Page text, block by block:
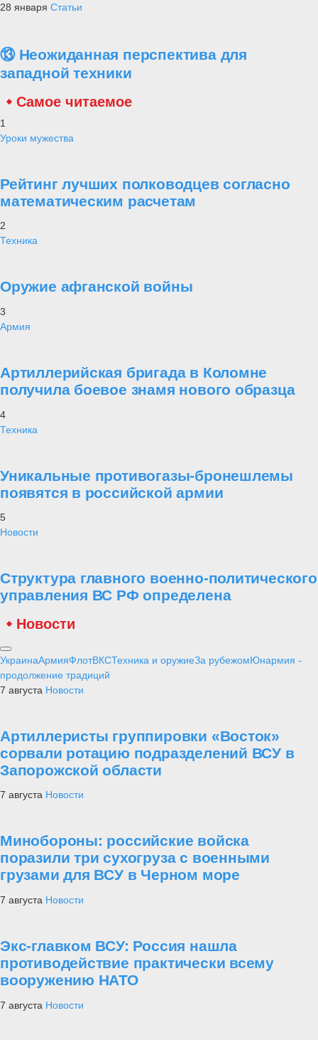
28 января Статьи
⑬ Неожиданная перспектива для
западной техники
Самое читаемое
1
Уроки мужества
Рейтинг лучших полководцев согласно
математическим расчетам
2
Техника
Оружие афганской войны
3
Армия
Артиллерийская бригада в Коломне
получила боевое знамя нового образца
4
Техника
Уникальные противогазы-бронешлемы
появятся в российской армии
5
Новости
Структура главного военно-политического
управления ВС РФ определена
Новости
УкраинаАрмияФлотВКСТехника и оружиеЗа рубежомЮнармия -
продолжение традиций
7 августа Новости
Артиллеристы группировки «Восток»
сорвали ротацию подразделений ВСУ в
Запорожской области
7 августа Новости
Минобороны: российские войска
поразили три сухогруза с военными
грузами для ВСУ в Черном море
7 августа Новости
Экс-главком ВСУ: Россия нашла
противодействие практически всему
вооружению НАТО
7 августа Новости